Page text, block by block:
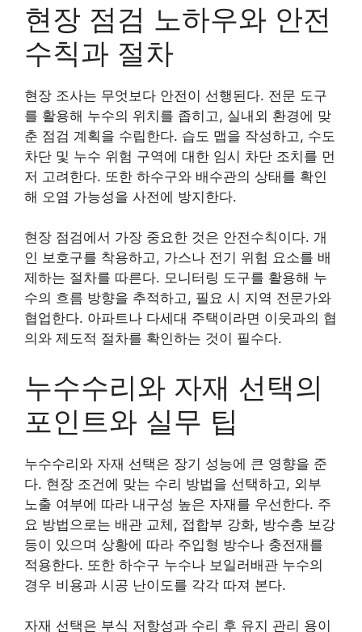
현장 점검 노하우와 안전
수칙과 절차
현장 조사는 무엇보다 안전이 선행된다. 전문 도구
를 활용해 누수의 위치를 좁히고, 실내외 환경에 맞
춘 점검 계획을 수립한다. 습도 맵을 작성하고, 수도
차단 및 누수 위험 구역에 대한 임시 차단 조치를 먼
저 고려한다. 또한 하수구와 배수관의 상태를 확인
해 오염 가능성을 사전에 방지한다.
현장 점검에서 가장 중요한 것은 안전수칙이다. 개
인 보호구를 착용하고, 가스나 전기 위험 요소를 배
제하는 절차를 따른다. 모니터링 도구를 활용해 누
수의 흐름 방향을 추적하고, 필요 시 지역 전문가와
협업한다. 아파트나 다세대 주택이라면 이웃과의 협
의와 제도적 절차를 확인하는 것이 필수다.
누수수리와 자재 선택의
포인트와 실무 팁
누수수리와 자재 선택은 장기 성능에 큰 영향을 준
다. 현장 조건에 맞는 수리 방법을 선택하고, 외부
노출 여부에 따라 내구성 높은 자재를 우선한다. 주
요 방법으로는 배관 교체, 접합부 강화, 방수층 보강
등이 있으며 상황에 따라 주입형 방수나 충전재를
적용한다. 또한 하수구 누수나 보일러배관 누수의
경우 비용과 시공 난이도를 각각 따져 본다.
자재 선택은 부식 저항성과 수리 후 유지 관리 용이